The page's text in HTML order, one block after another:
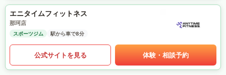
エニタイムフィットネス
那珂店
スポーツジム 駅から車で8分
公式サイトを見る 体験・相談予約